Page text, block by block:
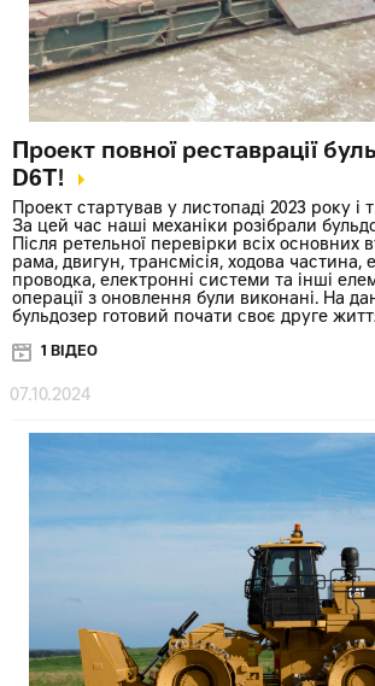
Проект повної реставрації
D6T!
Проект стартував у листопаді 2023 року і
За цей час наші механіки розібрали
Після ретельної перевірки всіх основних
рама, двигун, трансмісія, ходова частина,
проводка, електронні системи та інші
операції з оновлення були виконані. На
бульдозер готовий почати своє друге
1 ВІДЕО
07.10.2024